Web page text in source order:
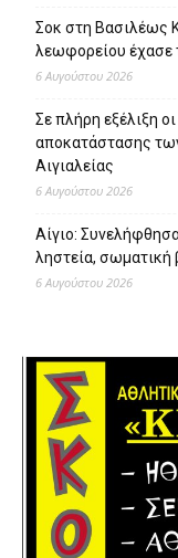
Σοκ στη Βασιλέως
λεωφορείου έχασε
6 Αυγούστου 2026
Σε πλήρη εξέλιξη
αποκατάστασης
Αιγιαλείας
6 Αυγούστου 2026
Αίγιο:
ληστεία, σωματική
6 Αυγούστου 2026